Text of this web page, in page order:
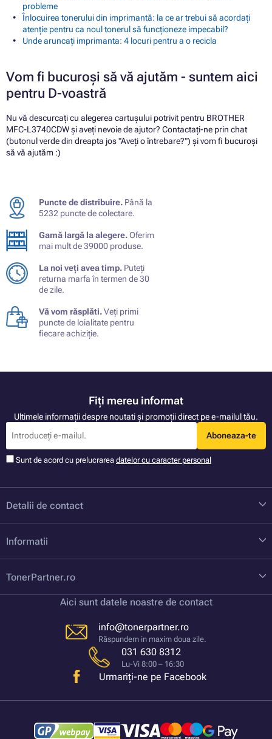
probleme
Înlocuirea tonerului din imprimantă: la ce ar trebui să acordați
atenție pentru ca noul tonerul să funcționeze impecabil?
Unde aruncați imprimanta: 4 locuri pentru a o recicla
Vom fi bucuroși să vă ajutăm - suntem aici
pentru D-voastră
Nu vă descurcați cu alegerea cartușului potrivit pentru BROTHER
MFC-L3740CDW și aveți nevoie de ajutor? Contactați-ne prin chat
(butonul verde din dreapta jos "Aveți o întrebare?") și vom fi bucuroși
să vă ajutăm :)
Puncte de distribuire. Până la
5232 puncte de colectare.
Gamă largă la alegere.Oferim
mai mult de 39000 produse.
La noi veți avea timp. Puteți
returna marfa în termen de 30
de zile.
Vă vom răsplăti.Veți primi
puncte de loialitate pentru
fiecare achiziție.
Fiți mereu informat
Ultimele informații despre noutati și promoții direct pe e-mailul tău.
Aboneaza-te
Sunt de acord cu prelucrarea datelor cu caracter personal
Detalii de contact
Informatii
TonerPartner.ro
Aici sunt datele noastre de contact
info@tonerpartner.ro
Răspundem in maxim doua zile.
031 630 8312
Lu-Vi 8:00 – 16:30
Urmariți-ne pe Facebook